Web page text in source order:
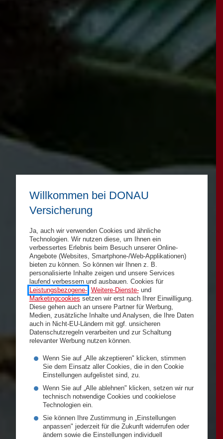
Willkommen bei DONAU
Versicherung
Ja, auch wir verwenden Cookies und ähnliche
Technologien. Wir nutzen diese, um Ihnen ein
verbessertes Erlebnis beim Besuch unserer Online-
Angebote (Websites, Smartphone-/Web-Applikationen)
bieten zu können. So können wir Ihnen z. B.
personalisierte Inhalte zeigen und unsere Services
laufend verbessern und ausbauen. Cookies für
Leistungsbezogene-, Weitere-Dienste-und
Marketingcookies setzen wir erst nach Ihrer Einwilligung.
Diese gehen auch an unsere Partner für Werbung,
Medien, zusätzliche Inhalte und Analysen, die Ihre Daten
auch in Nicht-EU-Ländern mit ggf. unsicheren
Datenschutzregeln verarbeiten und zur Schaltung
relevanter Werbung nutzen können.
Wenn Sie auf „Alle akzeptieren" klicken, stimmen
Sie dem Einsatz aller Cookies, die in den Cookie
Einstellungen aufgelistet sind, zu.
Wenn Sie auf „Alle ablehnen" klicken, setzen wir nur
technisch notwendige Cookies und cookielose
Technologien ein.
Sie können Ihre Zustimmung in „Einstellungen
anpassen" jederzeit für die Zukunft widerrufen oder
ändern sowie die Einstellungen individuell